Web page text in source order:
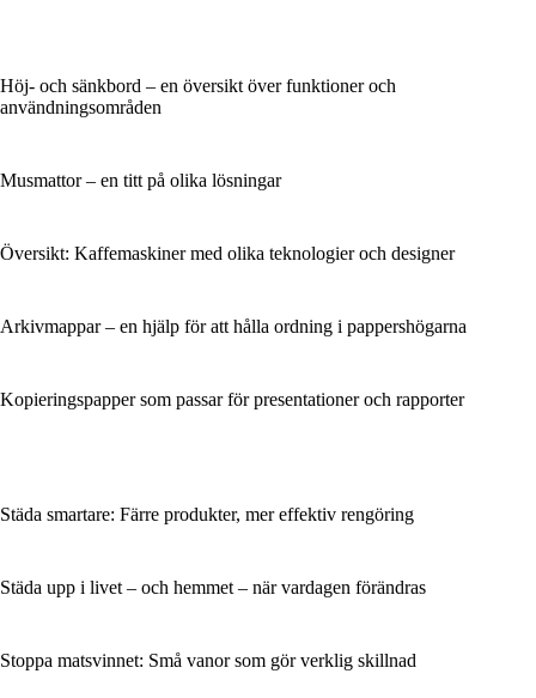
Höj- och sänkbord – en översikt över funktioner och
användningsområden
Musmattor – en titt på olika lösningar
Översikt: Kaffemaskiner med olika teknologier och designer
Arkivmappar – en hjälp för att hålla ordning i pappershögarna
Kopieringspapper som passar för presentationer och rapporter
Städa smartare: Färre produkter, mer effektiv rengöring
Städa upp i livet – och hemmet – när vardagen förändras
Stoppa matsvinnet: Små vanor som gör verklig skillnad